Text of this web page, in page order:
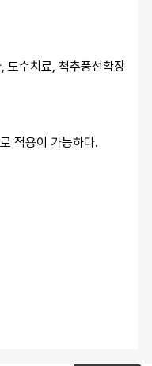
도수치료, 척추풍선확장
적용이 가능하다.